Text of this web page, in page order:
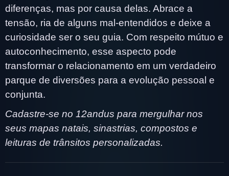
diferenças, mas por causa delas. Abrace a
tensão, ria de alguns mal-entendidos e deixe a
curiosidade ser o seu guia. Com respeito mútuo e
autoconhecimento, esse aspecto pode
transformar o relacionamento em um verdadeiro
parque de diversões para a evolução pessoal e
conjunta.
Cadastre-se no 12andus para mergulhar nos
seus mapas natais, sinastrias, compostos e
leituras de trânsitos personalizadas.